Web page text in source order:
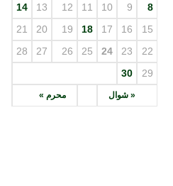
« شوال محرم »
8
9
10
11
12
13
14
15
16
17
18
19
20
21
22
23
24
25
26
27
28
29
30